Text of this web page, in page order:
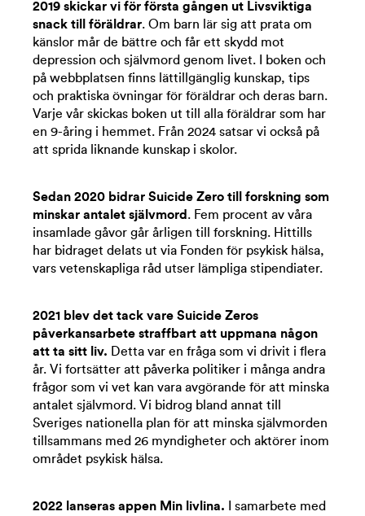
2019 skickar vi för första gången ut Livsviktiga
snack till föräldrar. Om barn lär sig att prata om
känslor mår de bättre och får ett skydd mot
depression och självmord genom livet. I boken och
på webbplatsen finns lättillgänglig kunskap, tips
och praktiska övningar för föräldrar och deras barn.
Varje vår skickas boken ut till alla föräldrar som har
en 9-åring i hemmet. Från 2024 satsar vi också på
att sprida liknande kunskap i skolor.
Sedan 2020 bidrar Suicide Zero till forskning som
minskar antalet självmord . Fem procent av våra
insamlade gåvor går årligen till forskning. Hittills
har bidraget delats ut via Fonden för psykisk hälsa,
vars vetenskapliga råd utser lämpliga stipendiater.
2021 blev det tack vare Suicide Zeros
påverkansarbete straffbart att uppmana någon
att ta sitt liv.
Detta var en fråga som vi drivit i flera
år. Vi fortsätter att påverka politiker i många andra
frågor som vi vet kan vara avgörande för att minska
antalet självmord. Vi bidrog bland annat till
Sveriges nationella plan för att minska självmorden
tillsammans med 26 myndigheter och aktörer inom
området psykisk hälsa.
2022 lanseras appen Min livlina.
I samarbete med